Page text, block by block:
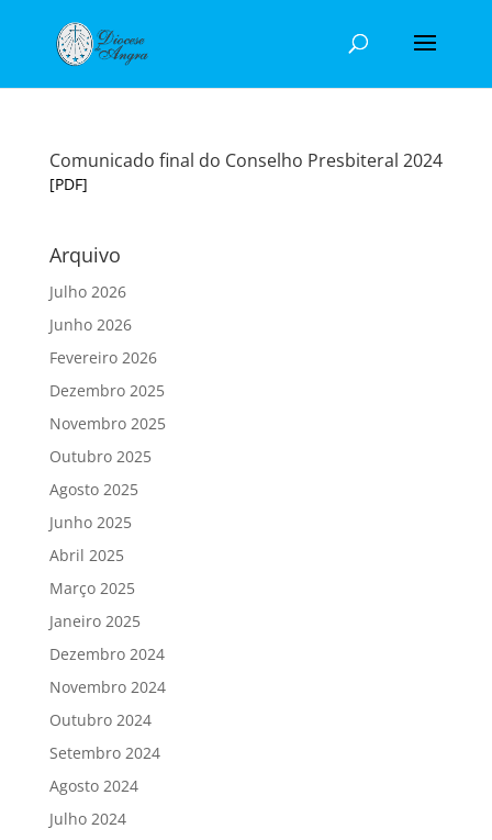
Comunicado final do Conselho Presbiteral 2024
[PDF]
Arquivo
Julho 2026
Junho 2026
Fevereiro 2026
Dezembro 2025
Novembro 2025
Outubro 2025
Agosto 2025
Junho 2025
Abril 2025
Março 2025
Janeiro 2025
Dezembro 2024
Novembro 2024
Outubro 2024
Setembro 2024
Agosto 2024
Julho 2024